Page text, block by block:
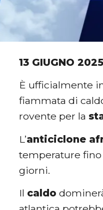
13 GIUGNO 2025
È ufficialmente
fiammata di
rovente per la
L’anticiclone
temperature
giorni.
Il caldo